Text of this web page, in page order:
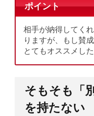
ポイント
相手が納得してく
りますが、もし賛
とてもオススメし
そもそも「
を持たない